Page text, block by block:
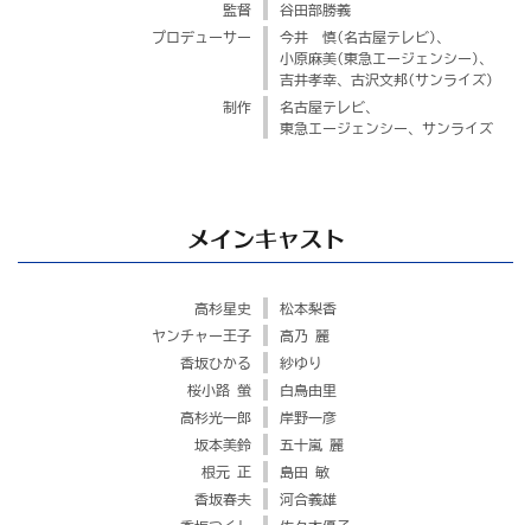
監督
谷田部勝義
プロデューサー
今井 慎(名古屋テレビ)、
小原麻美(東急エージェンシー)、
吉井孝幸、 古沢文邦(サンライズ)
制作
名古屋テレビ、
東急エージェンシー、 サンライズ
メインキャスト
高杉星史
松本梨香
ヤンチャー王子
高乃 麗
香坂ひかる
紗ゆり
桜小路 螢
白鳥由里
高杉光一郎
岸野一彦
坂本美鈴
五十嵐 麗
根元 正
島田 敏
香坂春夫
河合義雄